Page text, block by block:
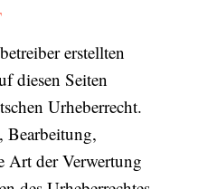
erstellten
diesen Seiten
Urheberrecht.
Art der Verwertung